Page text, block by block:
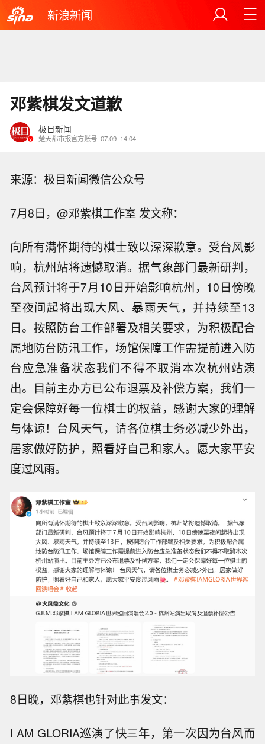
新浪新闻
邓紫棋发文道歉
极目新闻
楚天都市报官方账号 07.09 14:04
来源：极目新闻微信公众号
7月8日，@邓紫棋工作室 发文称：
向所有满怀期待的棋士致以深深歉意。受台风影
响，杭州站将遗憾取消。据气象部门最新研判，
台风预计将于7月10日开始影响杭州，10日傍晚
至夜间起将出现大风、暴雨天气，并持续至13
日。按照防台工作部署及相关要求，为积极配合
属地防台防汛工作，场馆保障工作需提前进入防
台应急准备状态我们不得不取消本次杭州站演
出。目前主办方已公布退票及补偿方案，我们一
定会保障好每一位棋士的权益，感谢大家的理解
与体谅！台风天气，请各位棋士务必减少外出，
居家做好防护，照看好自己和家人。愿大家平安
度过风雨。
8日晚，邓紫棋也针对此事发文：
I AM GLORIA巡演了快三年，第一次因为台风而